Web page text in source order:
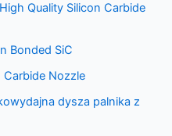
Quality Silicon Carbide
Bonded SiC
Carbide Nozzle
dysza palnika z